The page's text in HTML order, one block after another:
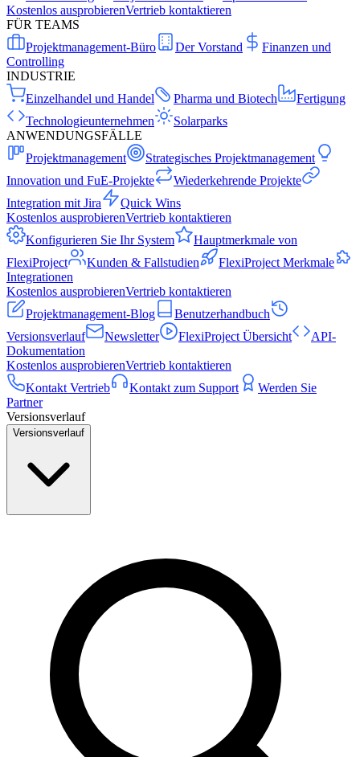
Kostenlos ausprobierenVertrieb kontaktieren
FÜR TEAMS
Projektmanagement-Büro
Der Vorstand
Finanzen und
Controlling
INDUSTRIE
Einzelhandel und Handel
Pharma und Biotech
Fertigung
Technologieunternehmen
Solarparks
ANWENDUNGSFÄLLE
Projektmanagement
Strategisches Projektmanagement
Innovation und FuE-Projekte
Wiederkehrende Projekte
Integration mit Jira
Quick Wins
Kostenlos ausprobierenVertrieb kontaktieren
Konfigurieren Sie Ihr System
Hauptmerkmale von
FlexiProject
Kunden & Fallstudien
FlexiProject Merkmale
Integrationen
Kostenlos ausprobierenVertrieb kontaktieren
Projektmanagement-Blog
Benutzerhandbuch
Versionsverlauf
Newsletter FlexiProject Übersicht
API-
Dokumentation
Kostenlos ausprobierenVertrieb kontaktieren
Kontakt Vertrieb
Kontakt zum Support
Werden Sie
Partner
Versionsverlauf
Versionsverlauf